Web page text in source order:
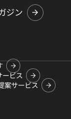
ジン
ービス
案サービス